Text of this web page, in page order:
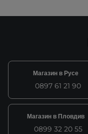
Магазин в Русе
0897 61 21 90
Магазин в Пловдив
0899 32 20 55